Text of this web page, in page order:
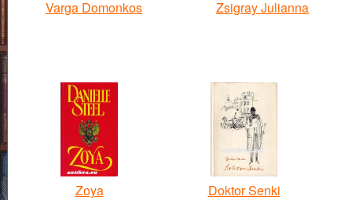
Varga Domonkos
Zsigray Julianna
Zoya
Doktor Senki